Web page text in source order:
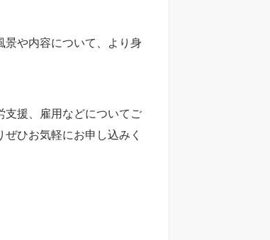
景や内容について、より身
支援、雇用などについてご
ひお気軽にお申し込みく